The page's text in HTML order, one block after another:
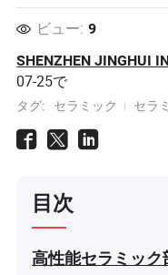
ビュー: 9
SHENZHEN JINGHUI
07-25で
タグ: セラミック セラ
目次
高性能セラミック